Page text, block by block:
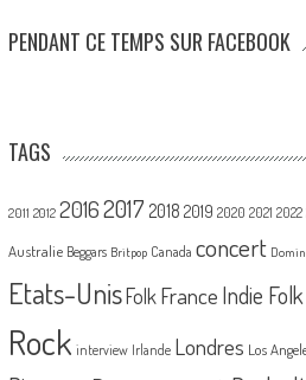
PENDANT CE TEMPS SUR FACEBOOK
TAGS
2011 2012 20162017 2018 2019 2020 2021 2022
Australie Beggars Britpop Canada concert
Etats-UnisFolk France Indie Folk
Rock interview Irlande Londres Los